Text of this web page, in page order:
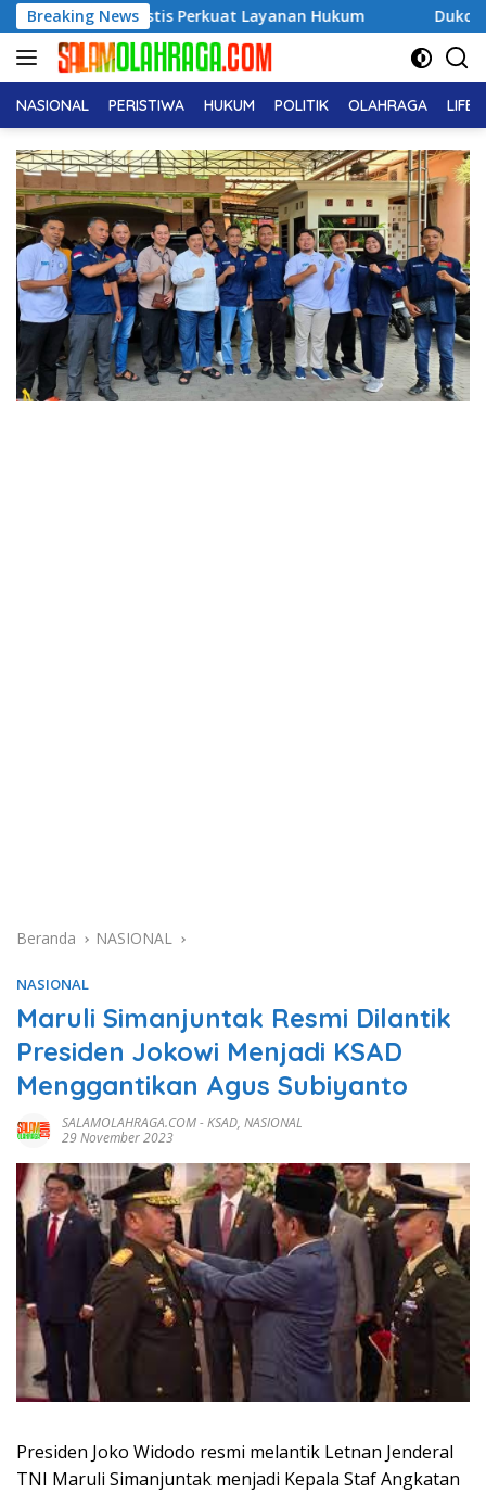
Langsung
ke
konten
Breaking News
Perkuat Layanan Hukum Dukcapil Ungkap Tren
NASIONAL PERISTIWA HUKUM POLITIK OLAHRAGA
Beranda NASIONAL
NASIONAL
Maruli Simanjuntak Resmi Dilantik
Presiden Jokowi Menjadi KSAD
Menggantikan Agus Subiyanto
SALAMOLAHRAGA.COM-KSAD, NASIONAL
29 November 2023
Presiden Joko Widodo resmi melantik Letnan Jenderal
TNI Maruli Simanjuntak menjadi Kepala Staf Angkatan